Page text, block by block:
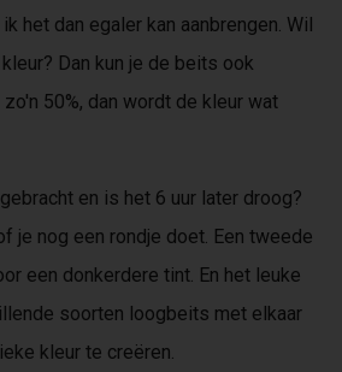
het dan egaler kan aanbrengen. Wil
Dan kun je de beits ook
50%, dan wordt de kleur wat
en is het 6 uur later droog?
je nog een rondje doet. Een tweede
een donkerdere tint. En het leuke
soorten loogbeits met elkaar
kleur te creëren.